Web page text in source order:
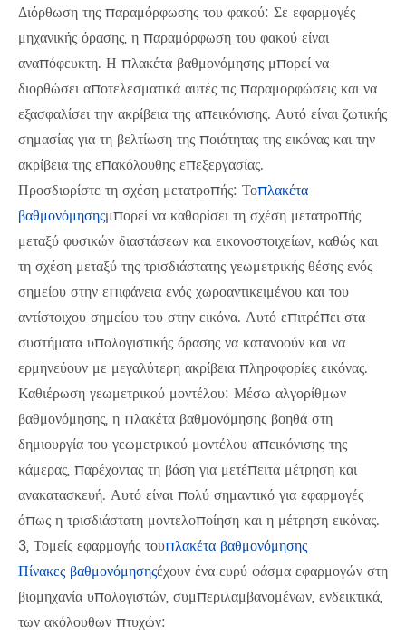
Διόρθωση της παραμόρφωσης του φακού: Σε εφαρμογές
μηχανικής όρασης, η παραμόρφωση του φακού είναι
αναπόφευκτη. Η πλακέτα βαθμονόμησης μπορεί να
διορθώσει αποτελεσματικά αυτές τις παραμορφώσεις και να
εξασφαλίσει την ακρίβεια της απεικόνισης. Αυτό είναι ζωτικής
σημασίας για τη βελτίωση της ποιότητας της εικόνας και την
ακρίβεια της επακόλουθης επεξεργασίας.
Προσδιορίστε τη σχέση μετατροπής: Τοπλακέτα
βαθμονόμησηςμπορεί να καθορίσει τη σχέση μετατροπής
μεταξύ φυσικών διαστάσεων και εικονοστοιχείων, καθώς και
τη σχέση μεταξύ της τρισδιάστατης γεωμετρικής θέσης ενός
σημείου στην επιφάνεια ενός χωροαντικειμένου και του
αντίστοιχου σημείου του στην εικόνα. Αυτό επιτρέπει στα
συστήματα υπολογιστικής όρασης να κατανοούν και να
ερμηνεύουν με μεγαλύτερη ακρίβεια πληροφορίες εικόνας.
Καθιέρωση γεωμετρικού μοντέλου: Μέσω αλγορίθμων
βαθμονόμησης, η πλακέτα βαθμονόμησης βοηθά στη
δημιουργία του γεωμετρικού μοντέλου απεικόνισης της
κάμερας, παρέχοντας τη βάση για μετέπειτα μέτρηση και
ανακατασκευή. Αυτό είναι πολύ σημαντικό για εφαρμογές
όπως η τρισδιάστατη μοντελοποίηση και η μέτρηση εικόνας.
3, Τομείς εφαρμογής τουπλακέτα βαθμονόμησης
Πίνακες βαθμονόμησηςέχουν ένα ευρύ φάσμα εφαρμογών στη
βιομηχανία υπολογιστών, συμπεριλαμβανομένων, ενδεικτικά,
των ακόλουθων πτυχών: